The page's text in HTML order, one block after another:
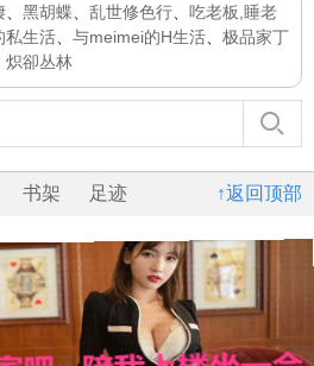
黑胡蝶 乱世修色行
吃老板,睡老
私生活 与meimei的H生活
极品家丁
炽卻丛林
↑返回顶部
书架 足迹